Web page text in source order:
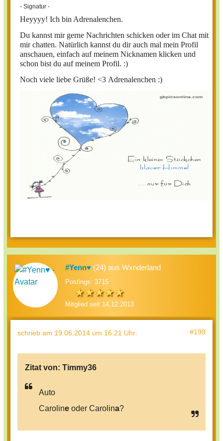
- Signatur -
Heyyyy! Ich bin Adrenalenchen.
Du kannst mir gerne Nachrichten schicken oder im Chat mit
mir chatten. Natürlich kannst du dir auch mal mein Profil
anschauen, einfach auf meinem Nicknamen klicken und
schon bist du auf meinem Profil. :)
Noch viele liebe Grüße! <3 Adrenalenchen :)
#Yenn♥ (24) aus Wxnderland
Postings: 3715
Mitglied seit 14.12.2013
schrieb am 19.06.2014 um 16:21 Uhr: #199
Zitat von: Timmy36
Auto
Caroline oder Carolina?